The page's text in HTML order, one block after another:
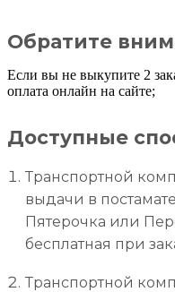
Обратите
Если вы не выкупите 2
оплата онлайн на сайте;
Доступные
Транспортной
выдачи в
Пятерочка или
бесплатная при
Транспортной